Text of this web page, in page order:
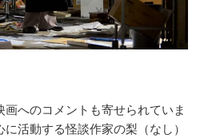
画へのコメントも寄せられていま
活動する怪談作家の梨（なし）